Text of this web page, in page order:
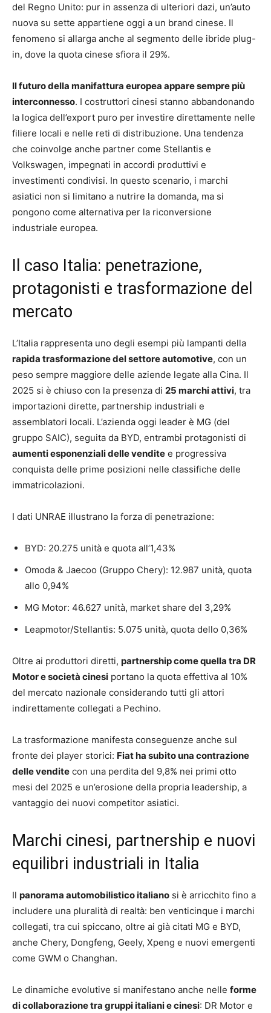
del Regno Unito: pur in assenza di ulteriori dazi, un’auto
nuova su sette appartiene oggi a un brand cinese. Il
fenomeno si allarga anche al segmento delle ibride plug-
in, dove la quota cinese sfiora il 29%.
Il futuro della manifattura europea appare sempre più
interconnesso. I costruttori cinesi stanno abbandonando
la logica dell’export puro per investire direttamente nelle
filiere locali e nelle reti di distribuzione. Una tendenza
che coinvolge anche partner come Stellantis e
Volkswagen, impegnati in accordi produttivi e
investimenti condivisi. In questo scenario, i marchi
asiatici non si limitano a nutrire la domanda, ma si
pongono come alternativa per la riconversione
industriale europea.
Il caso Italia: penetrazione,
protagonisti e trasformazione del
mercato
L’Italia rappresenta uno degli esempi più lampanti della
rapida trasformazione del settore automotive, con un
peso sempre maggiore delle aziende legate alla Cina. Il
2025 si è chiuso con la presenza di 25 marchi attivi, tra
importazioni dirette, partnership industriali e
assemblatori locali. L’azienda oggi leader è MG (del
gruppo SAIC), seguita da BYD, entrambi protagonisti di
aumenti esponenziali delle vendite e progressiva
conquista delle prime posizioni nelle classifiche delle
immatricolazioni.
I dati UNRAE illustrano la forza di penetrazione:
BYD: 20.275 unità e quota all’1,43%
Omoda & Jaecoo (Gruppo Chery): 12.987 unità, quota
allo 0,94%
MG Motor: 46.627 unità, market share del 3,29%
Leapmotor/Stellantis: 5.075 unità, quota dello 0,36%
Oltre ai produttori diretti, partnership come quella tra DR
Motor e società cinesi portano la quota effettiva al 10%
del mercato nazionale considerando tutti gli attori
indirettamente collegati a Pechino.
La trasformazione manifesta conseguenze anche sul
fronte dei player storici: Fiat ha subito una contrazione
delle vendite con una perdita del 9,8% nei primi otto
mesi del 2025 e un’erosione della propria leadership, a
vantaggio dei nuovi competitor asiatici.
Marchi cinesi, partnership e nuovi
equilibri industriali in Italia
Il panorama automobilistico italiano si è arricchito fino a
includere una pluralità di realtà: ben venticinque i marchi
collegati, tra cui spiccano, oltre ai già citati MG e BYD,
anche Chery, Dongfeng, Geely, Xpeng e nuovi emergenti
come GWM o Changhan.
Le dinamiche evolutive si manifestano anche nelle forme
di collaborazione tra gruppi italiani e cinesi: DR Motor e